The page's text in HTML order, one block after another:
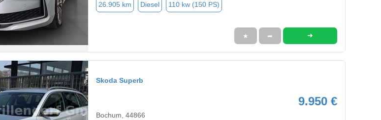
26.905 km Diesel 110 kw (150 PS)
★ ➦ ➜
Skoda Superb
9.950 €
Bochum, 44866